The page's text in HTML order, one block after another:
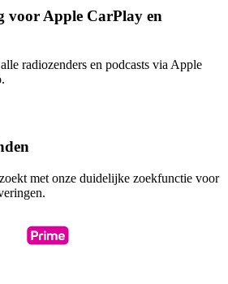
voor Apple CarPlay en
radiozenders en podcasts via Apple
met onze duidelijke zoekfunctie voor